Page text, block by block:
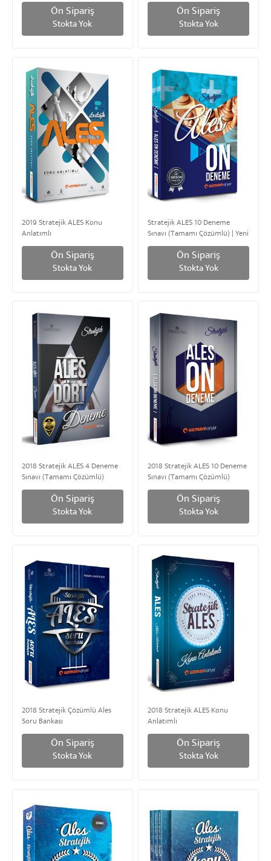
Ön Sipariş
Stokta Yok
Ön Sipariş
Stokta Yok
2019 Stratejik ALES Konu
Anlatımlı
Ön Sipariş
Stokta Yok
Stratejik ALES 10 Deneme
Sınavı (Tamamı Çözümlü) | Yeni
Sistem
Ön Sipariş
Stokta Yok
2018 Stratejik ALES 4 Deneme
Sınavı (Tamamı Çözümlü)
Ön Sipariş
Stokta Yok
2018 Stratejik ALES 10 Deneme
Sınavı (Tamamı Çözümlü)
Ön Sipariş
Stokta Yok
2018 Stratejik Çözümlü Ales
Soru Bankası
Ön Sipariş
Stokta Yok
2018 Stratejik ALES Konu
Anlatımlı
Ön Sipariş
Stokta Yok